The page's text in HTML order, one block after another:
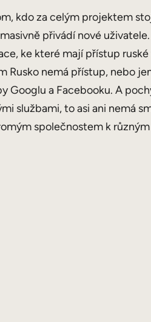
kdo za celým projektem
přivádí nové
ke které mají přístup
Rusko nemá přístup, nebo
Googlu a Facebooku. A
službami, to asi ani nemá
společnostem k různým